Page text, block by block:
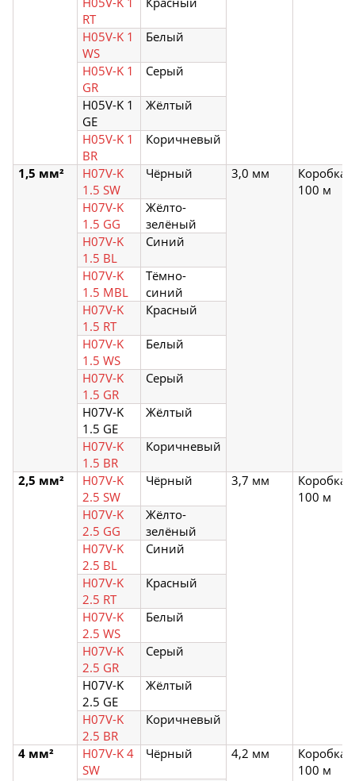
RT
H05V-K 1
WS
Белый
H05V-K 1
GR
Серый
H05V-K 1
GE
Жёлтый
H05V-K 1
BR
Коричневый
1,5 мм²
H07V-K
1.5 SW
Чёрный 3,0 мм
Коробка
100 м
H07V-K
1.5 GG
Жёлто-
зелёный
H07V-K
1.5 BL
Синий
H07V-K
1.5 MBL
Тёмно-
синий
H07V-K
1.5 RT
Красный
H07V-K
1.5 WS
Белый
H07V-K
1.5 GR
Серый
H07V-K
1.5 GE
Жёлтый
H07V-K
1.5 BR
Коричневый
2,5 мм²
H07V-K
2.5 SW
Чёрный 3,7 мм
Коробка
100 м
H07V-K
2.5 GG
Жёлто-
зелёный
H07V-K
2.5 BL
Синий
H07V-K
2.5 RT
Красный
H07V-K
2.5 WS
Белый
H07V-K
2.5 GR
Серый
H07V-K
2.5 GE
Жёлтый
H07V-K
2.5 BR
Коричневый
4 мм²
H07V-K 4
SW
Чёрный 4,2 мм
Коробка
100 м